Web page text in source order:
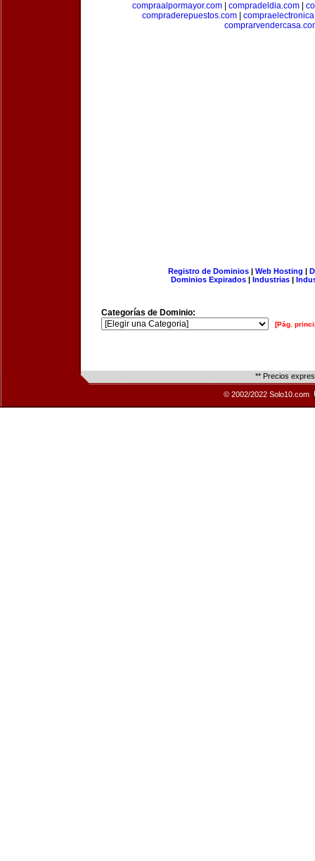
compraalpormayor.com| compradeldia.com|
compraderepuestos.com|
Registro de Dominios| Web Hosting |
Dominios Expirados | Industrias |
Categorías de Dominio:
[Pág.
** Precios
© 2002/2022 Solo10.com